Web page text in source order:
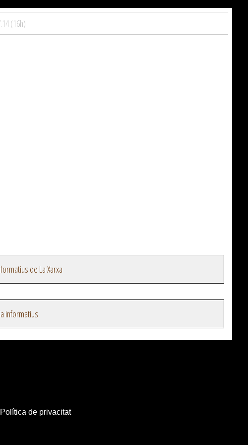
(16h)
de La Xarxa
informatius
Política de privacitat